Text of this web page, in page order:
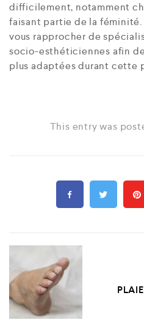
difficilement, notamment
faisant partie de la féminité.
vous rapprocher de
socio-esthéticiennes afin
plus adaptées durant cette
This entry was